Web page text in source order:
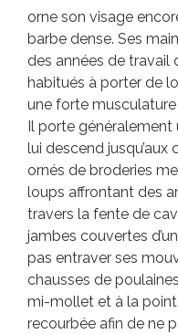
orne son visage
barbe dense. Ses
des années de travail
habitués à porter de
une forte musculature
Il porte
lui descend
ornés de broderies
loups affrontant des
travers la fente de
jambes couvertes
pas entraver ses
chausses de
mi-mollet et à la
recourbée afin de ne